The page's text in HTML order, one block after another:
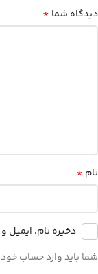
دیدگاه شما *
نام *
ذخیره نام، ایمیل
شما باید وارد حساب